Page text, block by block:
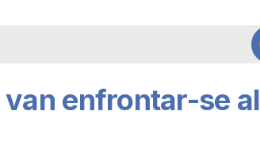
enfrontar-se al